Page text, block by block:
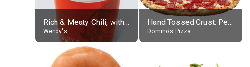
Rich & Meaty Chili, without toppings, large
Wendy's
Hand Tossed Crust: Pepperoni Pizza (Large 14")
Domino's Pizza